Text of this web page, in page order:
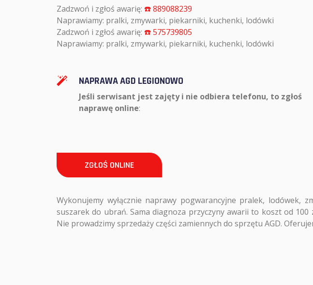
Zadzwoń i zgłoś awarię: ☎️ 889088239
Naprawiamy: pralki, zmywarki, piekarniki, kuchenki, lodówki
Zadzwoń i zgłoś awarię: ☎️ 575739805
Naprawiamy: pralki, zmywarki, piekarniki, kuchenki, lodówki
NAPRAWA AGD LEGIONOWO
Jeśli serwisant jest zajęty i nie odbiera telefonu, to zgłoś
naprawę online:
ZGŁOŚ ONLINE
Wykonujemy wyłącznie naprawy pogwarancyjne pralek, lodówek,
suszarek do ubrań. Sama diagnoza przyczyny awarii to koszt od
Nie prowadzimy sprzedaży części zamiennych do sprzętu AGD.